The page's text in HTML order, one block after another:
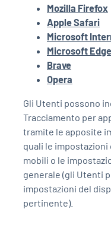
Mozilla Firefox
Apple Safari
Microsoft
Microsoft Edge
Brave
Opera
Gli Utenti possono
Tracciamento per
tramite le apposite
quali le
mobili o le
generale (gli Utenti
impostazioni del
pertinente).